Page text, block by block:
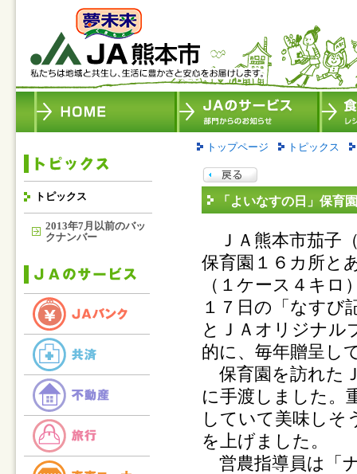
トピックス
2013年7月以前のバッ
クナンバー
トップページ トピックス
「よいなすの日」保
ＪＡ熊本市茄子
保育園１６カ所と
（１ケース４キ
１７日の「なすび
とＪＡオリジナル
的に、毎年贈呈し
保育園を訪れた
に手渡しました。
していて美味しそ
を上げました。
営農指導員は「